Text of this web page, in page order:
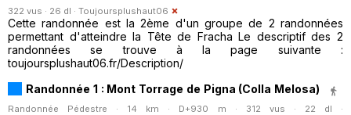
322 vus · 26 dl · Toujoursplushaut06
Cette randonnée est la 2ème d'un groupe de 2 randonnées
permettant d'atteindre la Tête de Fracha Le descriptif des 2
randonnées se trouve à la page suivante :
toujoursplushaut06.fr/Description/
Randonnée 1 : Mont Torrage de Pigna (Colla Melosa)
Randonnée Pédestre · 14 km · D+930 m · 312 vus · 22 dl ·